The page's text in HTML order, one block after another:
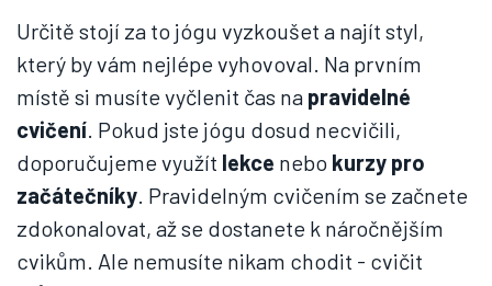
Určitě stojí za to jógu vyzkoušet a najít styl,
který by vám nejlépe vyhovoval. Na prvním
místě si musíte vyčlenit čas na pravidelné
cvičení. Pokud jste jógu dosud necvičili,
doporučujeme využít lekce nebo kurzy pro
začátečníky. Pravidelným cvičením se začnete
zdokonalovat, až se dostanete k náročnějším
cvikům. Ale nemusíte nikam chodit - cvičit